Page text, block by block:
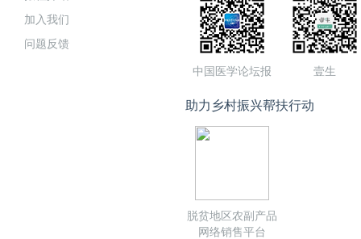
加入我们
问题反馈
中国医学论坛报 壹生
助力乡村振兴帮扶行动
脱贫地区农副产品
网络销售平台